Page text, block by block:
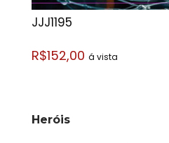
JJJ1195
R$152,00 á vista
Heróis